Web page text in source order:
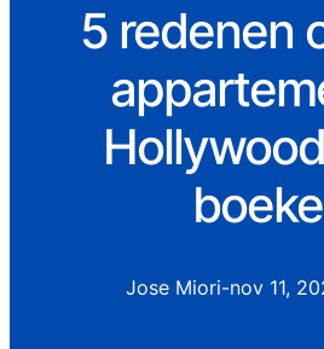
5 redenen
Jose Miori-nov 11,